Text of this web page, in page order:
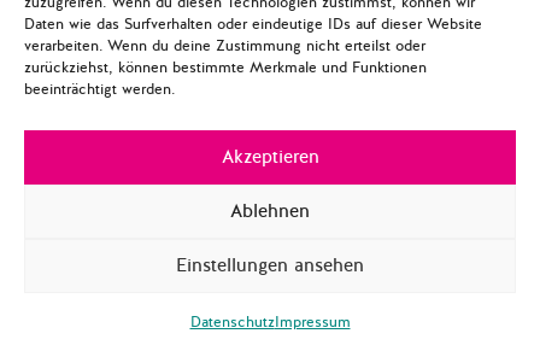
Daten wie das Surfverhalten oder eindeutige IDs auf dieser Website
verarbeiten. Wenn du deine Zustimmung nicht erteilst oder
zurückziehst, können bestimmte Merkmale und Funktionen
beeinträchtigt werden.
Akzeptieren
Ablehnen
Einstellungen ansehen
DatenschutzImpressum
Deepfakes bis hin zu
gezielten Cyberangriffen.
Auch wenn die
Stimmabgabe an der Urne
weiterhin als sicher gilt,
bleibt die Gefahr bestehen,
gesellschaftliche Spaltung
Manipulation verstärkt